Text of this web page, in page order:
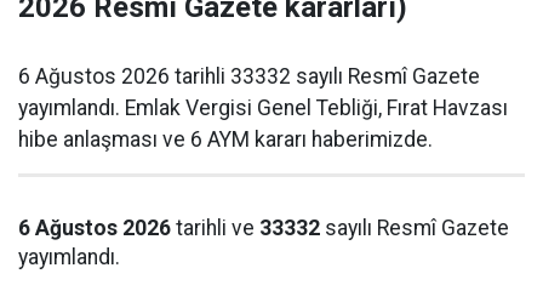
2026 Resmî Gazete kararları)
6 Ağustos 2026 tarihli 33332 sayılı Resmî Gazete
yayımlandı. Emlak Vergisi Genel Tebliği, Fırat Havzası
hibe anlaşması ve 6 AYM kararı haberimizde.
6 Ağustos 2026 tarihli ve 33332 sayılı Resmî Gazete
yayımlandı.